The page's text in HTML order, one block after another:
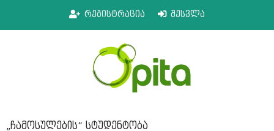
რეგისტრაცია შესვლა
„ჩამოსულების“ სტუდენტობა